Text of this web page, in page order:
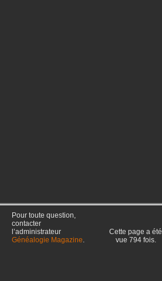
Pour toute question,
contacter
l’administrateur
Généalogie Magazine.
Cette page a été
vue 794fois.